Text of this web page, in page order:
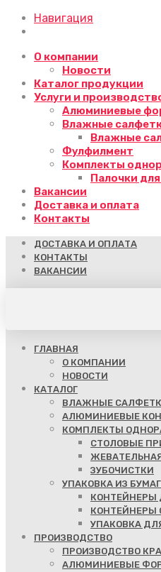
Навигация
О компании
Новости
Каталог продукции
Услуги и
Алюминиевые
Влажные
Влажные
Фулфилмент
Комплекты
Палочки
Вакансии
Доставка и оплата
Контакты
ДОСТАВКА И ОПЛАТА
КОНТАКТЫ
ВАКАНСИИ
ГЛАВНАЯ
О КОМПАНИИ
НОВОСТИ
КАТАЛОГ
ВЛАЖНЫЕ
АЛЮМИНИЕВЫЕ
КОМПЛЕКТЫ
СТОЛОВЫЕ
ЗУБОЧИСТКИ
УПАКОВКА ИЗ
КОНТЕЙНЕРЫ
КОНТЕЙНЕРЫ
УПАКОВКА
ПРОИЗВОДСТВО
ПРОИЗВОДСТВО
АЛЮМИНИЕВЫЕ